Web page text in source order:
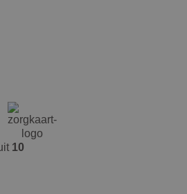
en vriendelijk beantwoord,
dan ook van harte
10